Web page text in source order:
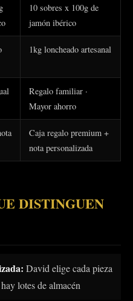
10 sobres x 100g de
jamón ibérico
1kg loncheado artesanal
Regalo familiar ·
Mayor ahorro
Caja regalo premium +
nota personalizada
DISTINGUEN
David elige cada pieza
lotes de almacén